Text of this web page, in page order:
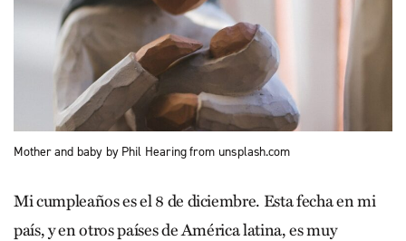
Mother and baby by Phil Hearing from unsplash.com
Mi cumpleaños es el 8 de diciembre. Esta fecha en mi
país, y en otros países de América latina, es muy